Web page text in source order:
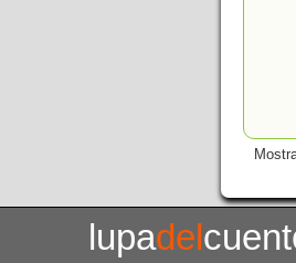
lupadel